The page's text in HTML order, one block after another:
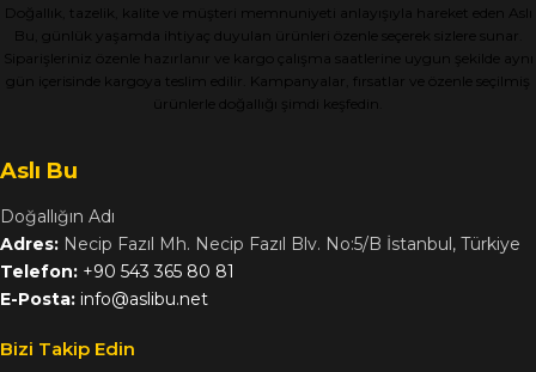
Doğallık, tazelik, kalite ve müşteri memnuniyeti anlayışıyla hareket eden Aslı
Bu, günlük yaşamda ihtiyaç duyulan ürünleri özenle seçerek sizlere sunar.
Siparişleriniz özenle hazırlanır ve kargo çalışma saatlerine uygun şekilde aynı
gün içerisinde kargoya teslim edilir. Kampanyalar, fırsatlar ve özenle seçilmiş
ürünlerle doğallığı şimdi keşfedin.
Aslı Bu
Doğallığın Adı
Adres: Necip Fazıl Mh. Necip Fazıl Blv. No:5/B İstanbul, Türkiye
Telefon: +90 543 365 80 81
E-Posta: info@aslibu.net
Bizi Takip Edin